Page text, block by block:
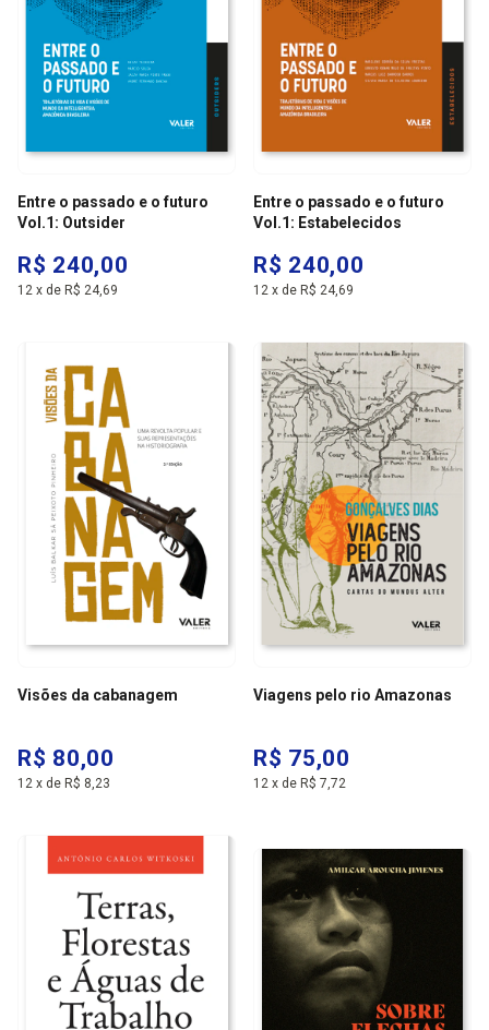
Entre o passado e o futuro
Vol.1: Outsider
R$ 240,00
12 x de R$ 24,69
Entre o passado e o futuro
Vol.1: Estabelecidos
R$ 240,00
12 x de R$ 24,69
Visões da cabanagem
R$ 80,00
12 x de R$ 8,23
Viagens pelo rio Amazonas
R$ 75,00
12 x de R$ 7,72